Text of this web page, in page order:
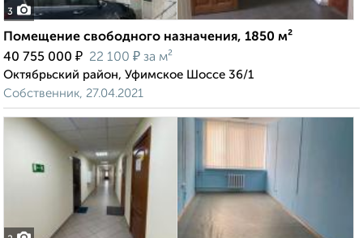
3
Помещение свободного назначения, 1850 м²
40 755 000 ₽ 22 100 ₽ за м²
Октябрьский район, Уфимское Шоссе 36/1
Собственник, 27.04.2021